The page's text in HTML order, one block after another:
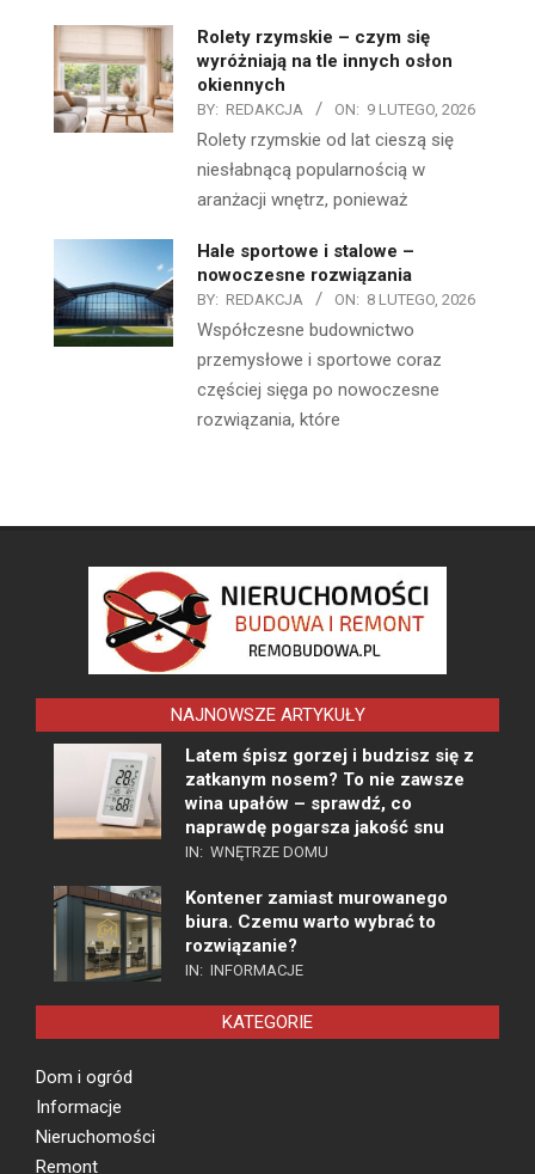
Rolety rzymskie – czym się
wyróżniają na tle innych osłon
okiennych
BY: REDAKCJA ON: 9 LUTEGO, 2026
Rolety rzymskie od lat cieszą się
niesłabnącą popularnością w
aranżacji wnętrz, ponieważ
Hale sportowe i stalowe –
nowoczesne rozwiązania
BY: REDAKCJA ON: 8 LUTEGO, 2026
Współczesne budownictwo
przemysłowe i sportowe coraz
częściej sięga po nowoczesne
rozwiązania, które
NAJNOWSZE ARTYKUŁY
Latem śpisz gorzej i budzisz się z
zatkanym nosem? To nie zawsze
wina upałów – sprawdź, co
naprawdę pogarsza jakość snu
IN: WNĘTRZE DOMU
Kontener zamiast murowanego
biura. Czemu warto wybrać to
rozwiązanie?
IN: INFORMACJE
KATEGORIE
Dom i ogród
Informacje
Nieruchomości
Remont